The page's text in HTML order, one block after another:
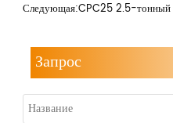
Следующая:CPC25 2.5-тонный
Запрос